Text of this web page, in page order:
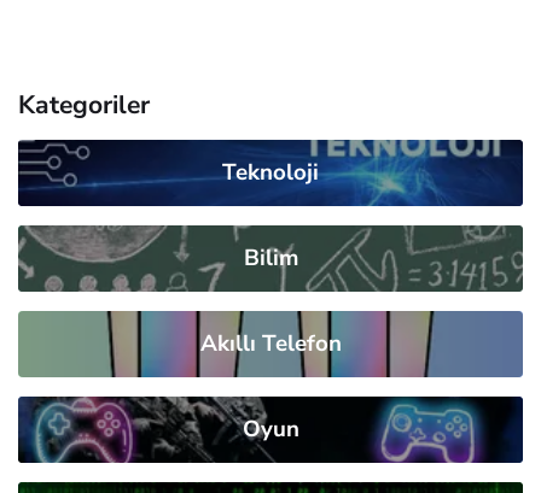
Kategoriler
Teknoloji
Bilim
Akıllı Telefon
Oyun